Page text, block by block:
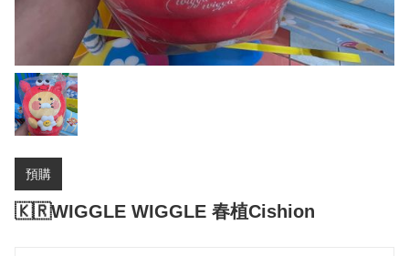
預購
🇰🇷WIGGLE WIGGLE 春植Cishion